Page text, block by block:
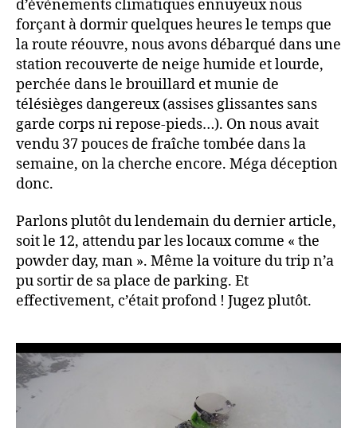
d’évènements climatiques ennuyeux nous
forçant à dormir quelques heures le temps que
la route réouvre, nous avons débarqué dans une
station recouverte de neige humide et lourde,
perchée dans le brouillard et munie de
télésièges dangereux (assises glissantes sans
garde corps ni repose-pieds…). On nous avait
vendu 37 pouces de fraîche tombée dans la
semaine, on la cherche encore. Méga déception
donc.
Parlons plutôt du lendemain du dernier article,
soit le 12, attendu par les locaux comme « the
powder day, man ». Même la voiture du trip n’a
pu sortir de sa place de parking. Et
effectivement, c’était profond ! Jugez plutôt.